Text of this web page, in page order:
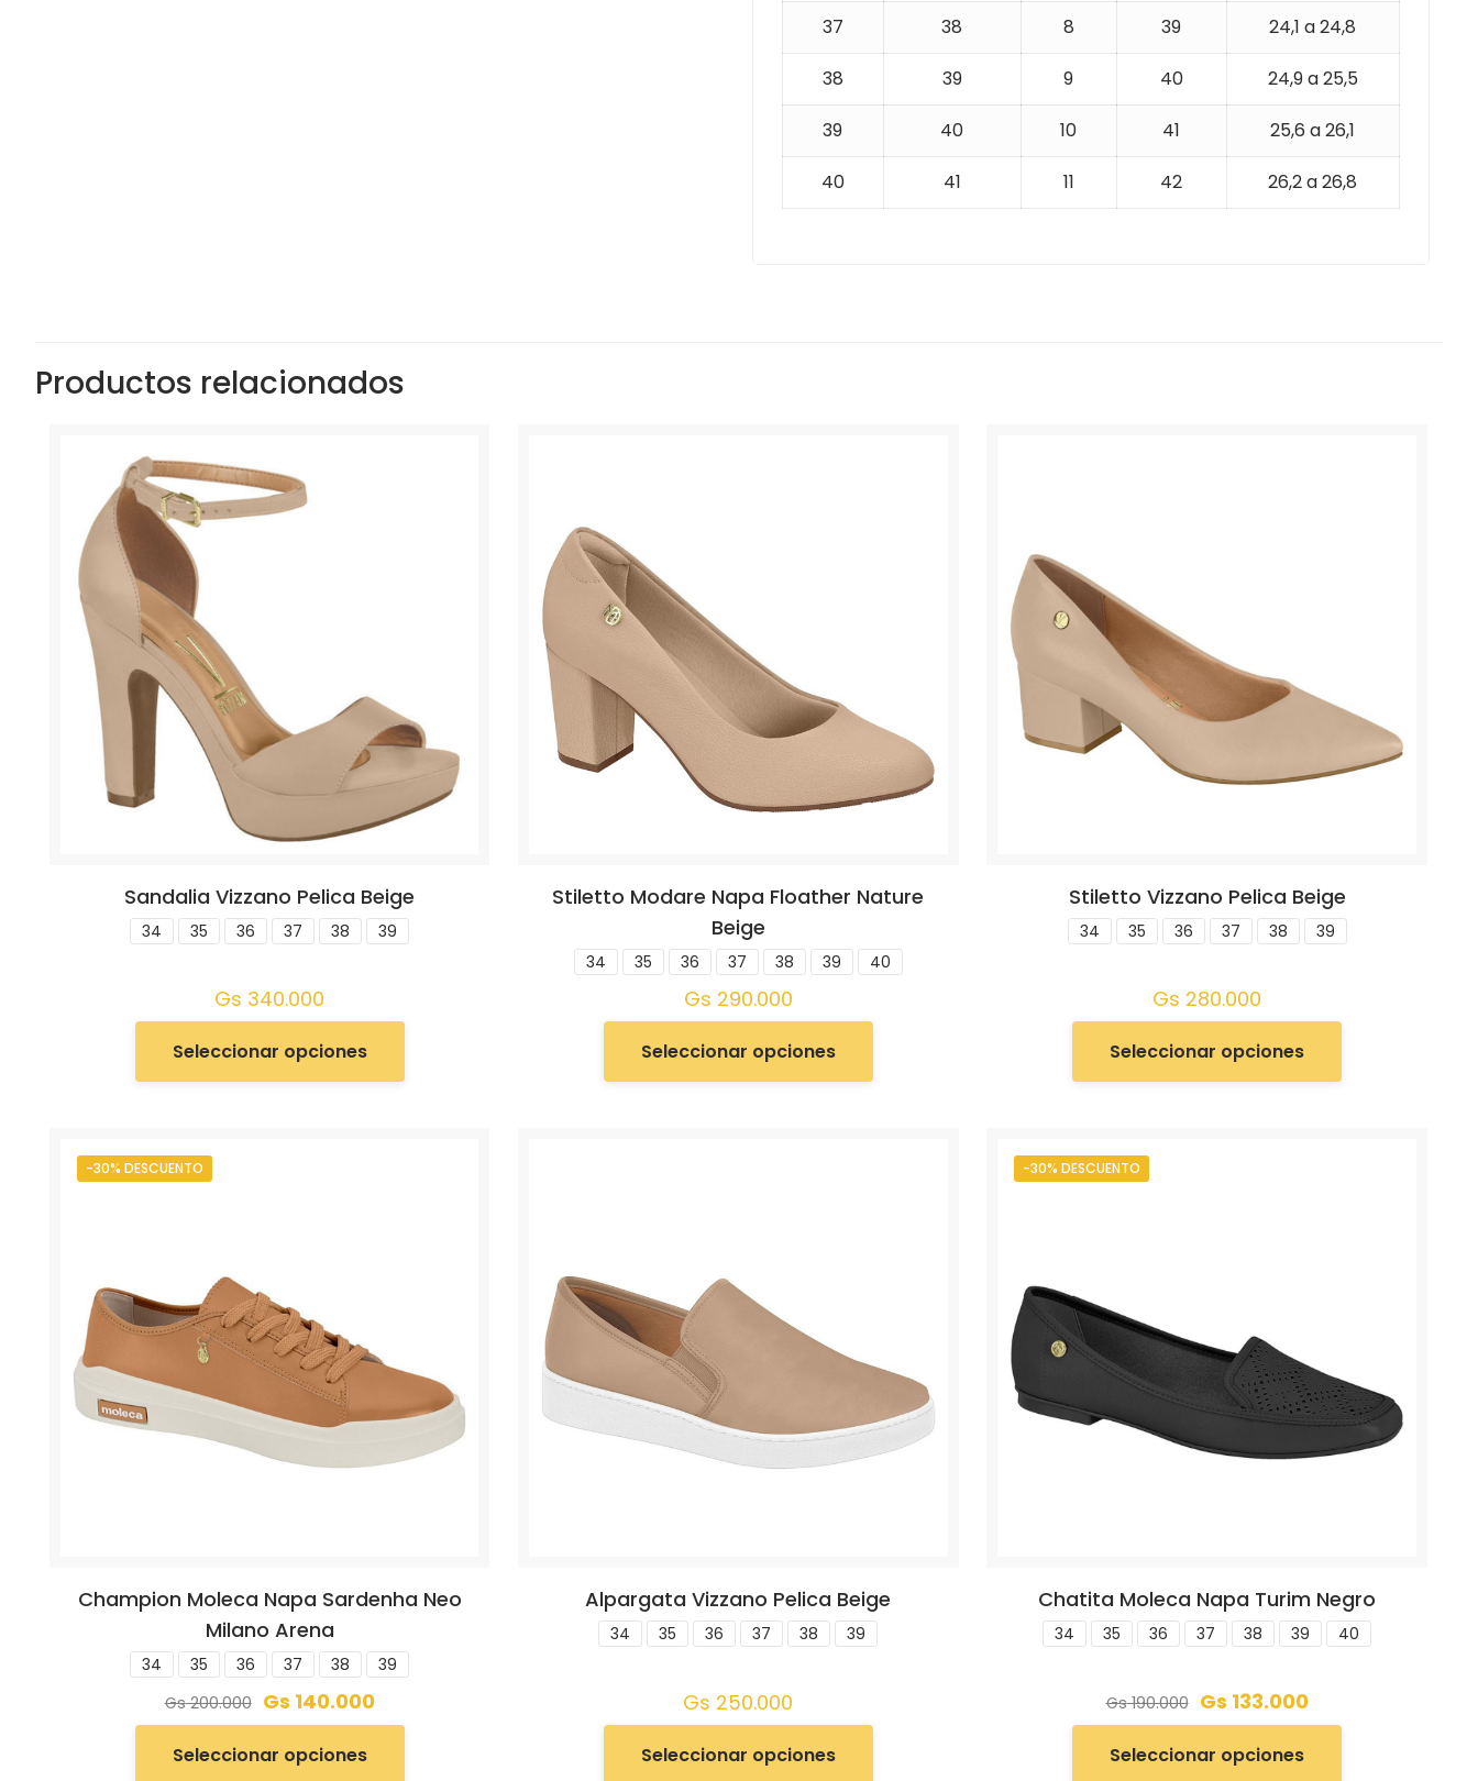
37 38 8 39 24,1 a 24,8
38 39 9 40 24,9 a 25,5
39 40 10 41 25,6 a 26,1
40 41 11 42 26,2 a 26,8
Productos relacionados
Sandalia Vizzano Pelica Beige
34 35 36 37 38 39
Gs 340.000
Seleccionar opciones
Stiletto Modare Napa Floather Nature
Beige
34 35 36 37 38 39 40
Gs 290.000
Seleccionar opciones
Stiletto Vizzano Pelica Beige
34 35 36 37 38 39
Gs 280.000
Seleccionar opciones
-30% DESCUENTO
Champion Moleca Napa Sardenha Neo
Milano Arena
34 35 36 37 38
39
Gs200.000 Gs 140.000
Seleccionar opciones
Alpargata Vizzano Pelica Beige
34 35 36 37 38 39
Gs 250.000
Seleccionar opciones
-30% DESCUENTO
Chatita Moleca Napa Turim Negro
34 35 36 37 38 39 40
Gs190.000 Gs 133.000
Seleccionar opciones